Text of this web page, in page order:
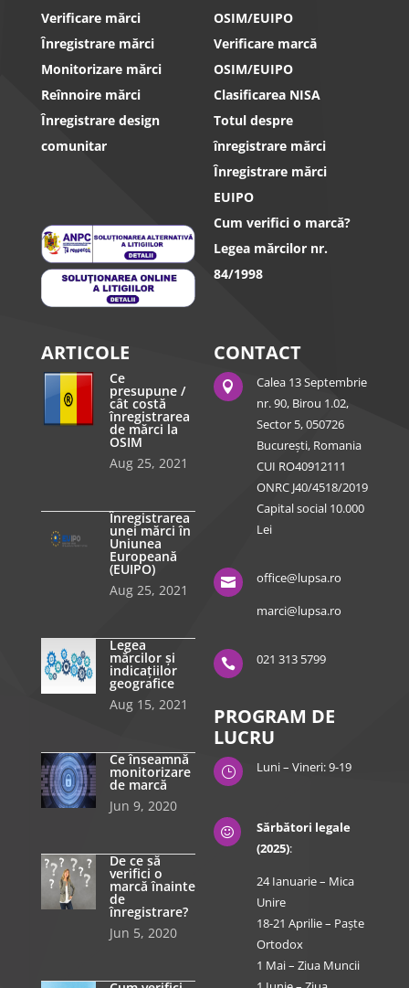
Verificare mărci
Înregistrare mărci
Monitorizare mărci
Reînnoire mărci
Înregistrare design
comunitar
OSIM/EUIPO
Verificare marcă
OSIM/EUIPO
Clasificarea NISA
Totul despre
înregistrare mărci
Înregistrare mărci
EUIPO
Cum verifici o marcă?
Legea mărcilor nr.
84/1998
ARTICOLE
Ce
presupune /
cât costă
înregistrarea
de mărci la
OSIM
Aug 25, 2021
Înregistrarea
unei mărci în
Uniunea
Europeană
(EUIPO)
Aug 25, 2021
Legea
mărcilor și
indicațiilor
geografice
Aug 15, 2021
Ce înseamnă
monitorizare
de marcă
Jun 9, 2020
De ce să
verifici o
marcă înainte
de
înregistrare?
Jun 5, 2020
CONTACT

Calea 13 Septembrie
nr. 90, Birou 1.02,
Sector 5, 050726
București, Romania
CUI RO40912111
ONRC J40/4518/2019
Capital social 10.000
Lei

office@lupsa.ro
marci@lupsa.ro
 021 313 5799
PROGRAM DE
LUCRU
} Luni – Vineri: 9-19

Sărbători legale
(2025):
24 Ianuarie – Mica
Unire
18-21 Aprilie – Paște
Ortodox
1 Mai – Ziua Muncii